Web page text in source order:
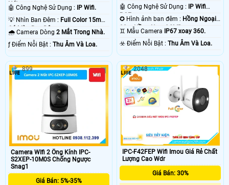
Nét .
🤖️ Công Nghệ Sử Dụng :
IP Wifi.
💡 Nhìn Ban Đêm : Full Color 15m
Có Màu Ban Ðêm.
🌧️ Camera Dòng 2 Mắt Trong Nhà.
️ƒ Điểm Nỗi Bật : Thu Âm Và Loa.
🤖️ Công Nghệ Sử Dụng :
IP Wifi
POE.
✪ Hình ảnh ban đêm : Hồng Ngoại
30m Hồng Ngoại SMD.
♊ Mẫu Camera
IP67 xoay 360.
️☣️ Điểm Nỗi Bật :Thu Âm Và Loa.
Camera WIfi 2 Ống Kính IPC-
S2XEP-10M0S Chống Ngược
Snag1
Giá Bán: 5%-35%
899
IPC-F42FEP Wifi Imou Giá Rẻ Chất
Lượng Cao Wdr
Giá Bán: 30%
2048